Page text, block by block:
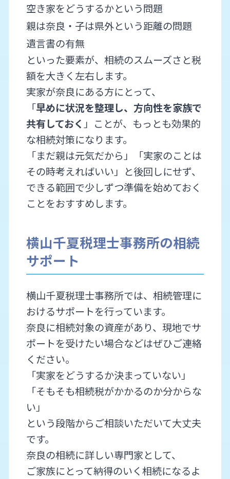
空き家をどうするかという問題
親は奈良・子は県外という距離の問題
遺言書の有無
といった要素が、相続のスムーズさと税
額を大きく左右します。
実家が奈良にある方にとって、
「早めに状況を整理し、方向性を家族で
共有しておく」ことが、もっとも効果的
な相続対策になります。
「まだ親は元気だから」「実家のことは
その時考えればいい」と後回しにせず、
できる範囲で少しずつ準備を始めておく
ことをおすすめします。
横山千夏税理士事務所の相続
サポート
横山千夏税理士事務所では、相続管理に
おけるサポートを行っています。
奈良に相続対象の資産があり、現地でサ
ポートを受けたい場合などはぜひご連絡
ください。
「実家をどうするか決まっていない」
「そもそも相続税がかかるのか分からな
い」
という段階からご相談いただいて大丈夫
です。
奈良の相続に詳しい専門家として、
ご家族にとって納得のいく相続になるよ